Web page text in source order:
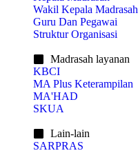
Wakil Kepala Madrasah
Guru Dan Pegawai
Struktur Organisasi
Madrasah layanan
KBCI
MA Plus Keterampilan
MA'HAD
SKUA
Lain-lain
SARPRAS